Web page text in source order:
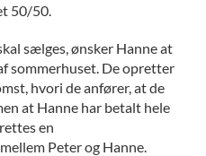
50/50.
sælges, ønsker Hanne at
sommerhuset. De opretter
hvori de anfører, at de
at Hanne har betalt hele
en
Peter og Hanne.